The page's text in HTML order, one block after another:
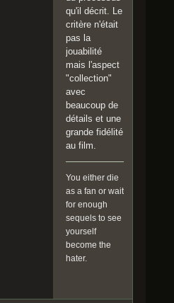
qu'il décrit. Le
critère n'était
pas la
jouabilité
mais l'aspect
"collection"
avec
beaucoup de
détails et une
grande fidélité
au film.
You either die
as a fan or wait
for enough
sequels to see
yourself
become the
hater.